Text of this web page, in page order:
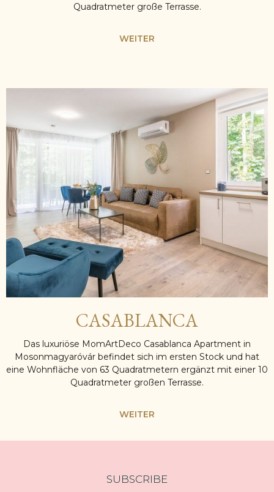
Quadratmeter große Terrasse.
WEITER
CASABLANCA
Das luxuriöse MomArtDeco Casablanca Apartment in
Mosonmagyaróvár befindet sich im ersten Stock und hat
eine Wohnfläche von 63 Quadratmetern ergänzt mit einer 10
Quadratmeter großen Terrasse.
WEITER
SUBSCRIBE